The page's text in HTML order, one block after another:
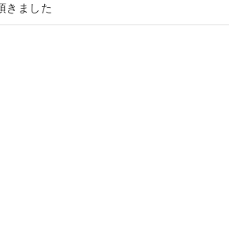
きました